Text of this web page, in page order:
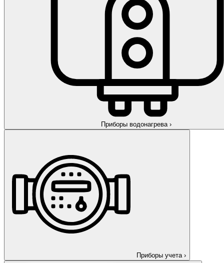
Приборы водонагрева ›
Приборы учета ›